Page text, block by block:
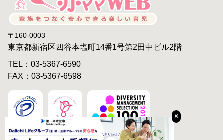
×
〒160-0003
東京都新宿区四谷本塩町14番1号第2田中ビル2階
TEL：03-5367-6590
FAX：03-5367-6598